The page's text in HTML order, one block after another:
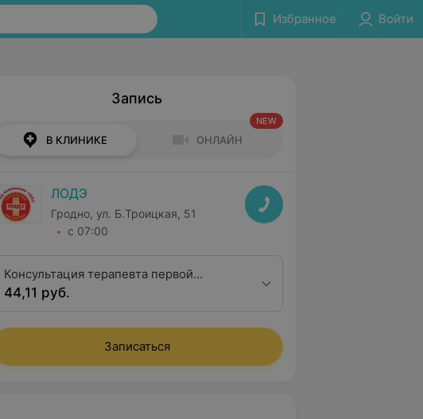
Избранное Войти
Запись
В КЛИНИКЕ ОНЛАЙН
NEW
ЛОДЭ
Гродно, ул. Б.Троицкая, 51
с 07:00
Консультация терапевта первой
категории
44,11 руб.
Записаться